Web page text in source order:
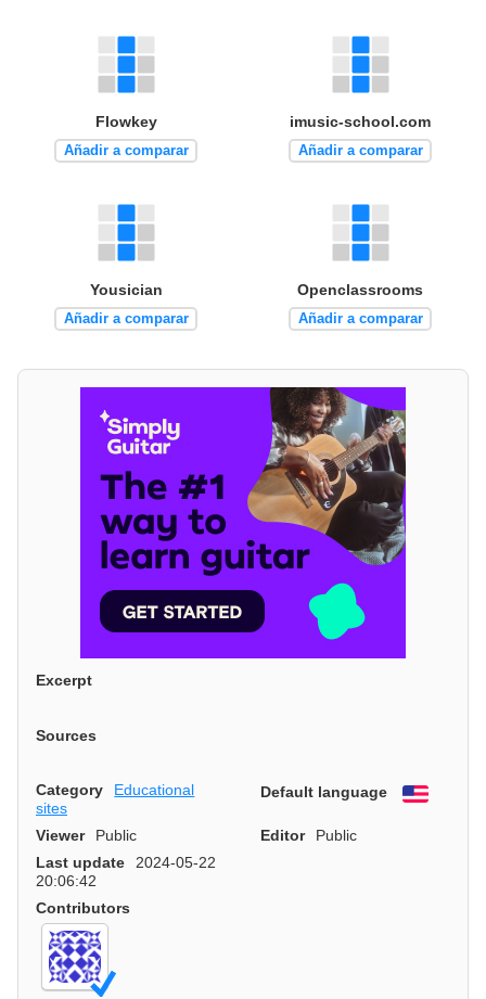
Flowkey
Añadir a comparar
imusic-school.com
Añadir a comparar
Yousician
Añadir a comparar
Openclassrooms
Añadir a comparar
Excerpt
Sources
Category
Educational
sites
Default language English
Viewer Public Editor
Public
Last update
2024-05-22
20:06:42
Contributors